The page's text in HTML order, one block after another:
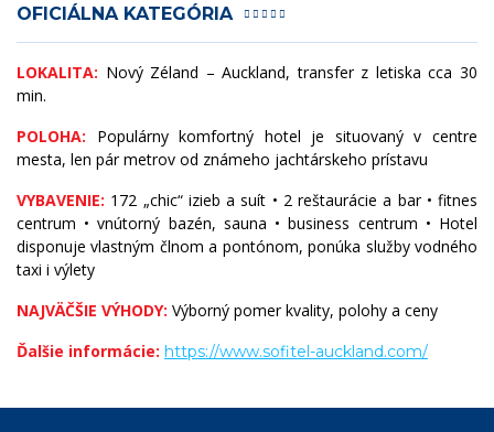
OFICIÁLNA KATEGÓRIA
LOKALITA: Nový Zéland – Auckland, transfer z letiska cca 30
min.
POLOHA: Populárny komfortný hotel je situovaný v centre
mesta, len pár metrov od známeho jachtárskeho prístavu
VYBAVENIE: 172 „chic“ izieb a suít • 2 reštaurácie a bar • fitnes
centrum • vnútorný bazén, sauna • business centrum • Hotel
disponuje vlastným člnom a pontónom, ponúka služby vodného
taxi i výlety
NAJVÄČŠIE VÝHODY: Výborný pomer kvality, polohy a ceny
Ďalšie informácie: https://www.sofitel-auckland.com/